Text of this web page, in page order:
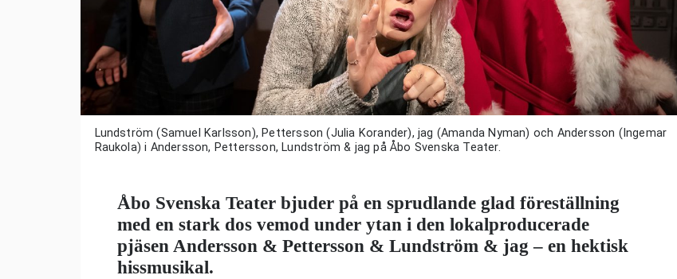
Lundström (Samuel Karlsson), Pettersson (Julia Korander), jag (Amanda Nyman) och Andersson (Ingemar
Raukola) i Andersson, Pettersson, Lundström & jag på Åbo Svenska Teater.
Åbo Svenska Teater bjuder på en sprudlande glad föreställning
med en stark dos vemod under ytan i den lokalproducerade
pjäsen Andersson & Pettersson & Lundström & jag – en hektisk
hissmusikal.